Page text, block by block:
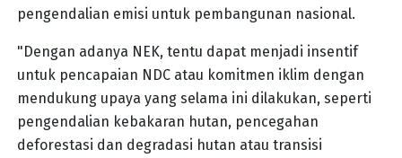
pengendalian emisi untuk pembangunan nasional.
"Dengan adanya NEK, tentu dapat menjadi insentif
untuk pencapaian NDC atau komitmen iklim dengan
mendukung upaya yang selama ini dilakukan, seperti
pengendalian kebakaran hutan, pencegahan
deforestasi dan degradasi hutan atau transisi